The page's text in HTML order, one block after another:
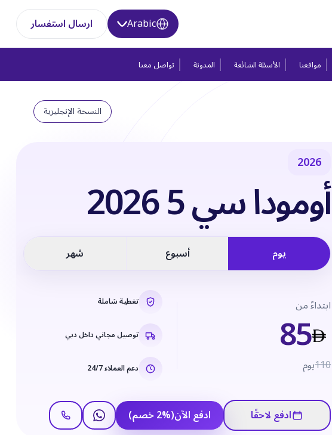
Arabic ارسال استفسار
مواقعنا الأسئلة الشائعة المدونة تواصل معنا
النسخة الإنجليزية
2026
أومودا سي 5 2026
يوم أسبوع شهر
ابتداءً من85110يوم
تغطية شاملة
توصيل مجاني داخل دبي
دعم العملاء 24/7
ادفع لاحقًا ادفع الآن(
2% خصم)